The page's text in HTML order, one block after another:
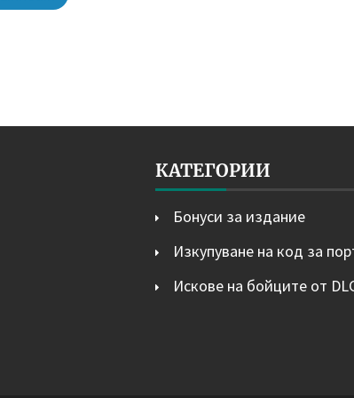
КАТЕГОРИИ
Бонуси за издание
Изкупуване на код за
Искове на бойците от